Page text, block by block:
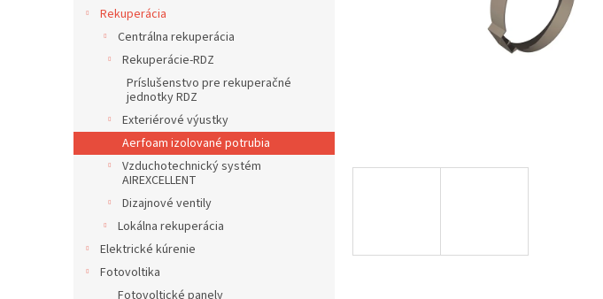
Rekuperácia
Centrálna rekuperácia
Rekuperácie-RDZ
Príslušenstvo pre rekuperačné
jednotky RDZ
Exteriérové výustky
Aerfoam izolované potrubia
Vzduchotechnický systém
AIREXCELLENT
Dizajnové ventily
Lokálna rekuperácia
Elektrické kúrenie
Fotovoltika
Fotovoltické panely